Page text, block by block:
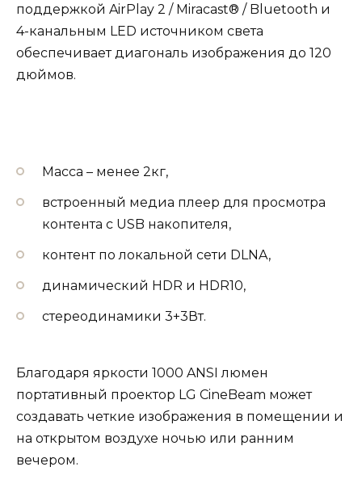
поддержкой AirPlay 2 / Miracast® / Bluetooth и
4-канальным LED источником света
обеспечивает диагональ изображения до 120
дюймов.
Масса – менее 2кг,
встроенный медиа плеер для просмотра
контента с USB накопителя,
контент по локальной сети DLNA,
динамический HDR и HDR10,
стереодинамики 3+3Вт.
Благодаря яркости 1000 ANSI люмен
портативный проектор LG CineBeam может
создавать четкие изображения в помещении и
на открытом воздухе ночью или ранним
вечером.